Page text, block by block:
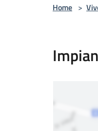
Home >